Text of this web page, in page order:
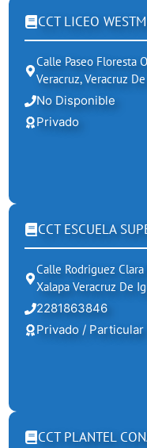
CCT LICEO
Calle Paseo Floresta
Veracruz, Veracruz
No Disponible
Privado
CCT ESCUELA
Calle Rodriguez
Xalapa Veracruz De
2281863846
Privado / Particular
CCT PLANTEL